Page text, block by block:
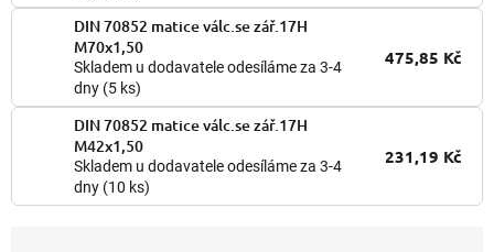
DIN 70852 matice válc.se zář.17H
M70x1,50
Skladem u dodavatele odesíláme za 3-4
dny (5 ks)
475,85 Kč
DIN 70852 matice válc.se zář.17H
M42x1,50
Skladem u dodavatele odesíláme za 3-4
dny (10 ks)
231,19 Kč